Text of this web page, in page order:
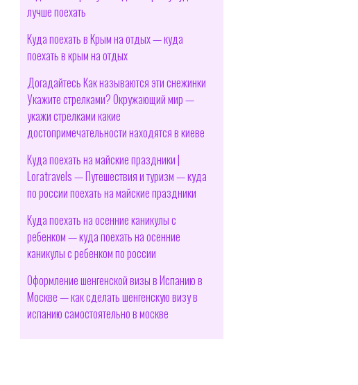
лучше поехать
Куда поехать в Крым на отдых — куда
поехать в крым на отдых
Догадайтесь Как называются эти снежинки
Укажите стрелками? Окружающий мир —
укажи стрелками какие
достопримечательности находятся в киеве
Куда поехать на майские праздники |
Loratravels — Путешествия и туризм — куда
по россии поехать на майские праздники
Куда поехать на осенние каникулы с
ребенком — куда поехать на осенние
каникулы с ребенком по россии
Оформление шенгенской визы в Испанию в
Москве — как сделать шенгенскую визу в
испанию самостоятельно в москве